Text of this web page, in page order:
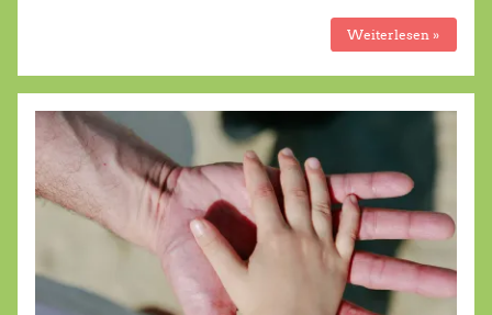
Weiterlesen »